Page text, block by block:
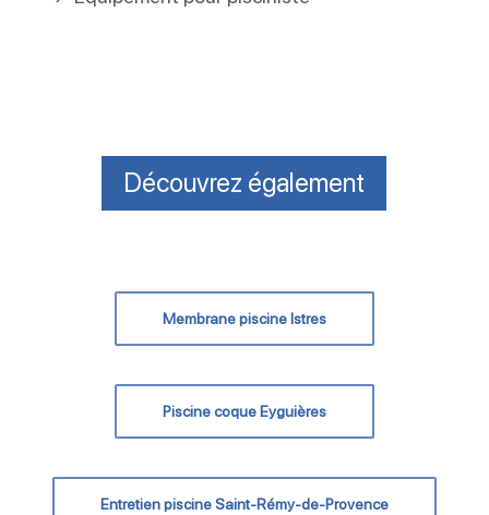
Découvrez également
Membrane piscine Istres
Piscine coque Eyguières
Entretien piscine Saint-Rémy-de-Provence